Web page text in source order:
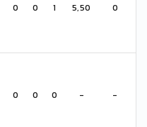
0 0 1 5,50 0
0 0 0 - -